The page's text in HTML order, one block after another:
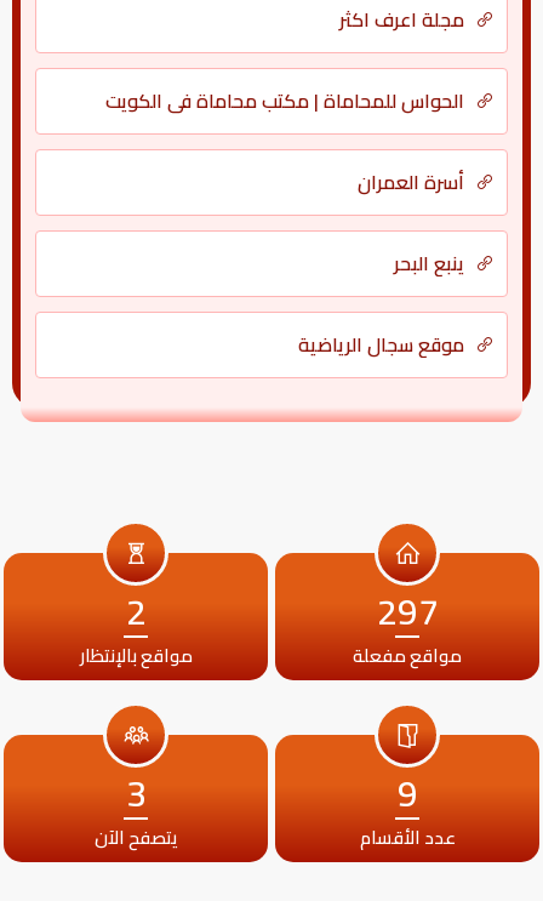
مجلة اعرف اكثر
الحواس للمحاماة | مكتب محاماة في الكويت
أسرة العمران
ينبع البحر
موقع سجال الرياضية
297
مواقع مفعلة
2
مواقع بالإنتظار
9
عدد الأقسام
3
يتصفح الآن